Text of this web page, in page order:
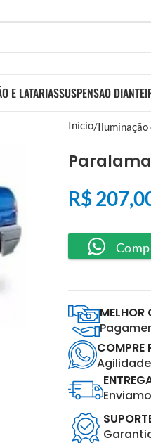
E LATARIASSUSPENSAO
Início Iluminação
R$
MELHOR
COMPRE